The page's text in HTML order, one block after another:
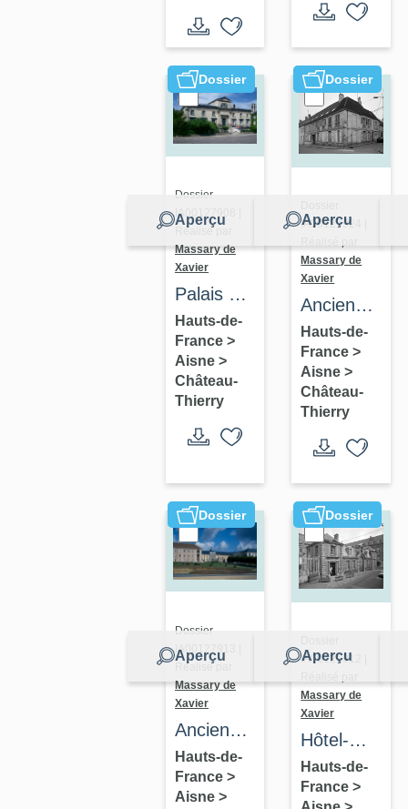
Château-
Thierry,
devenue
prison,
puis
bibliothèque
maternelle
Dossier
Aperçu
Dossier
IA00127908 |
Réalisé par
Massary de
Xavier
Palais de
Justice
de
Château-
Thierry
Hauts-de-
France >
Aisne >
Château-
Thierry
Dossier
Aperçu
IA00127924 |
Massary de
Xavier
Ancien
relais de
poste
Hauts-de-
France>
Aisne>
Château-
Thierry
Dossier
Aperçu
Dossier
IA00127913 |
Réalisé par
Massary de
Xavier
Ancienne
maladrerie
Saint-
Hauts-de-
France >
Aisne >
Dossier
Aperçu
IA00127912 |
Massary de
Xavier
Hôtel-
Dieu
d'augustines
Hauts-de-
France>